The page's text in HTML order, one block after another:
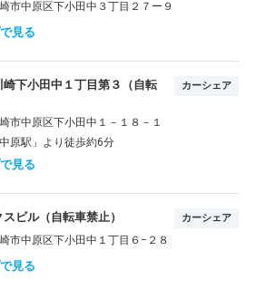
市中原区下小田中３丁目２７ー９
見る
崎下小田中１丁目第３（自転
カーシェア
市中原区下小田中１－１８－１
原駅」より徒歩約6分
見る
ビル（自転車禁止） カーシェア
市中原区下小田中１丁目６−２８
見る